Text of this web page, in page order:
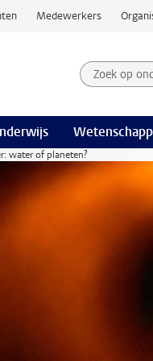
Medewerkers
Zoek op
Zoekterm
water of planeten?